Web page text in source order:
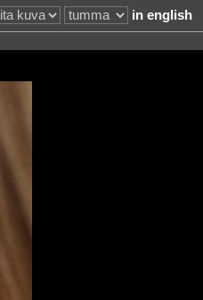
in english